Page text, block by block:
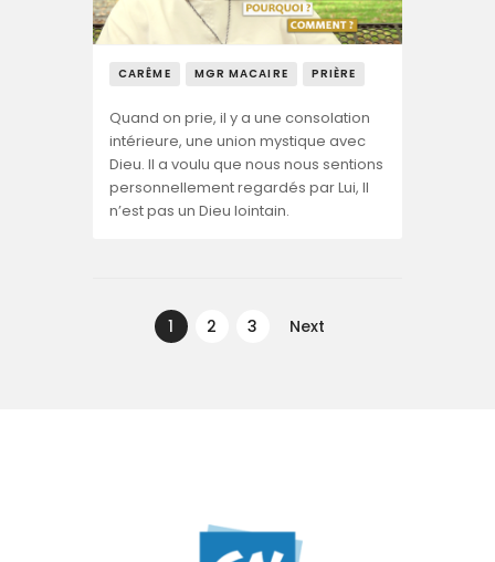
CARÊME MGR MACAIRE PRIÈRE
Quand on prie, il y a une consolation
intérieure, une union mystique avec
Dieu. Il a voulu que nous nous sentions
personnellement regardés par Lui, Il
n’est pas un Dieu lointain.
artigos
PAGE
1 PAGE
2 PAGE
3 Next